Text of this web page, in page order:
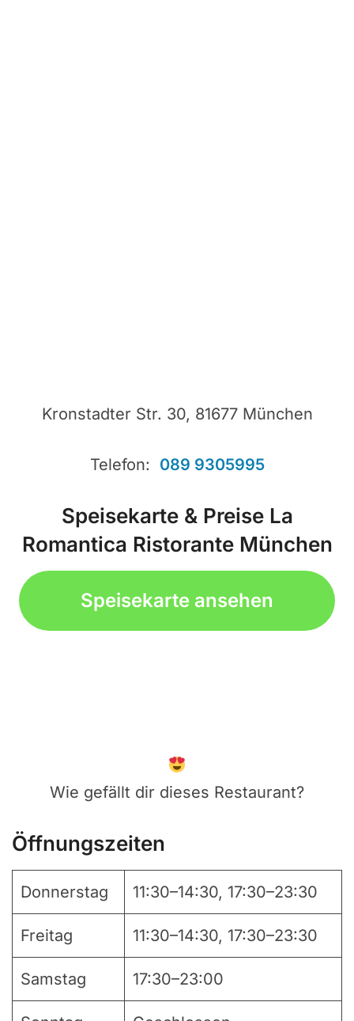
Kronstadter Str. 30, 81677 München
Telefon: 089 9305995
Speisekarte & Preise La
Romantica Ristorante München
Speisekarte ansehen
Wie gefällt dir dieses Restaurant?
Öffnungszeiten
Donnerstag 11:30–14:30, 17:30–23:30
Freitag 11:30–14:30, 17:30–23:30
Samstag 17:30–23:00